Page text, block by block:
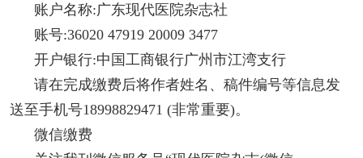
账户名称:广东现代医院杂志社
账号:36020 47919 20009 3477
开户银行:中国工商银行广州市江湾支行
请在完成缴费后将作者姓名、稿件编号等信息发
送至手机号18998829471 (非常重要)。
微信缴费